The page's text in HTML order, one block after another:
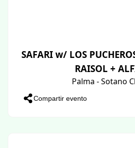
SAFARI w/ LOS
RAISOL +
Palma - Sotano
Compartir evento